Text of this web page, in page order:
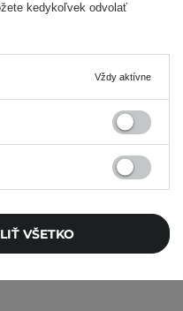
Dry Oil -
Bioderma
kedykoľvek odvolať
Vždy aktívne
VŠETKO